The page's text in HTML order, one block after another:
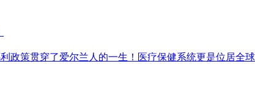
政策贯穿了爱尔兰人的一生！医疗保健系统更是位居全